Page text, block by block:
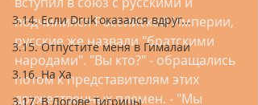
3.14. Если Druk оказался вдруг...
3.15. Отпустите меня в Гималаи
3.16. На Ха
3.17. В Логове Тигрицы
подчинился Российской Империи,
русские же назвали "братскими
народами". "Вы кто?" - обращались
потом к представителям этих
дружественных племен. - "Мы